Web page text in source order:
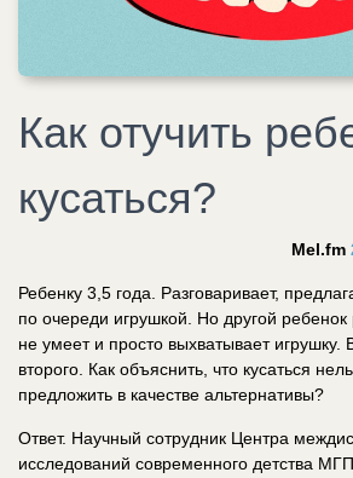
Как отучить
кусаться?
Mel.fm
Ребенку 3,5 года. Разговаривает,
по очереди игрушкой. Но другой ребенок
не умеет и просто выхватывает игрушку.
второго. Как объяснить, что кусаться
предложить в качестве альтернативы?
Ответ. Научный сотрудник Центра
исследований современного детства